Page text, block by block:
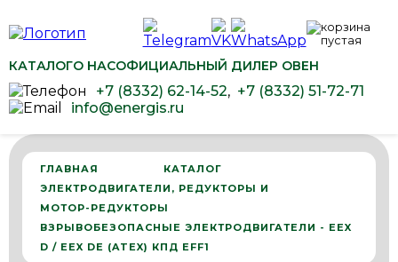
КАТАЛОГО НАСОФИЦИАЛЬНЫЙ ДИЛЕР ОВЕН
+7 (8332) 62-14-52, +7 (8332) 51-72-71
info@energis.ru
ГЛАВНАЯ
КАТАЛОГ
ЭЛЕКТРОДВИГАТЕЛИ, РЕДУКТОРЫ И
МОТОР-РЕДУКТОРЫ
ВЗРЫВОБЕЗОПАСНЫЕ ЭЛЕКТРОДВИГАТЕЛИ - EEX
D / EEX DE (ATEX) КПД EFF1